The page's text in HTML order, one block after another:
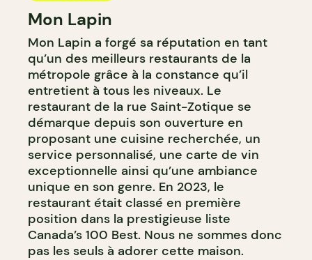
Mon Lapin
Mon Lapin a forgé sa réputation en tant
qu’un des meilleurs restaurants de la
métropole grâce à la constance qu’il
entretient à tous les niveaux. Le
restaurant de la rue Saint-Zotique se
démarque depuis son ouverture en
proposant une cuisine recherchée, un
service personnalisé, une carte de vin
exceptionnelle ainsi qu’une ambiance
unique en son genre. En 2023, le
restaurant était classé en première
position dans la prestigieuse liste
Canada’s 100 Best. Nous ne sommes donc
pas les seuls à adorer cette maison.